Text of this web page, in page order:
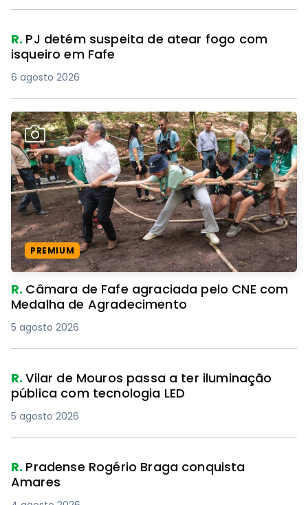
R. PJ detém suspeita de atear fogo com
isqueiro em Fafe
6 agosto 2026
PREMIUM
R. Câmara de Fafe agraciada pelo CNE com
Medalha de Agradecimento
5 agosto 2026
R.Vilar de Mouros passa a ter iluminação
pública com tecnologia LED
5 agosto 2026
R. Pradense Rogério Braga conquista
Amares